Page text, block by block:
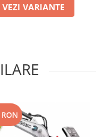
VEZI VARIANTE